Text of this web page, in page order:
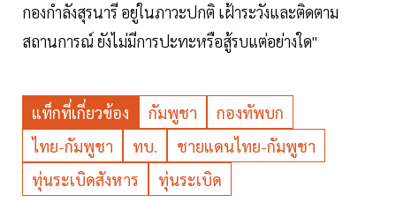
กองกำลังสุรนารี อยู่ในภาวะปกติ เฝ้าระวังและติดตาม
สถานการณ์ ยังไม่มีการปะทะหรือสู้รบแต่อย่างใด"
แท็กที่เกี่ยวข้อง กัมพูชา
กองทัพบก
ไทย-กัมพูชา
ทบ.
ชายแดนไทย-กัมพูชา
ทุ่นระเบิดสังหาร
ทุ่นระเบิด